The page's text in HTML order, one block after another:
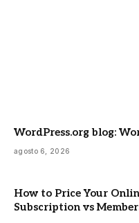
WordPress.org blog:
agosto 6, 2026
How to Price Your
Subscription vs